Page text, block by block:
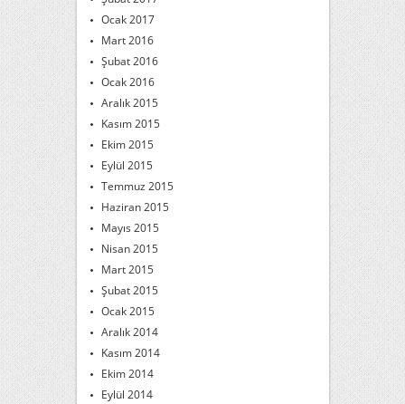
Ocak 2017
Mart 2016
Şubat 2016
Ocak 2016
Aralık 2015
Kasım 2015
Ekim 2015
Eylül 2015
Temmuz 2015
Haziran 2015
Mayıs 2015
Nisan 2015
Mart 2015
Şubat 2015
Ocak 2015
Aralık 2014
Kasım 2014
Ekim 2014
Eylül 2014